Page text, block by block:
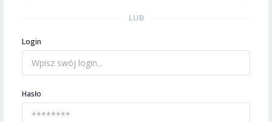
LUB
Login
Hasło